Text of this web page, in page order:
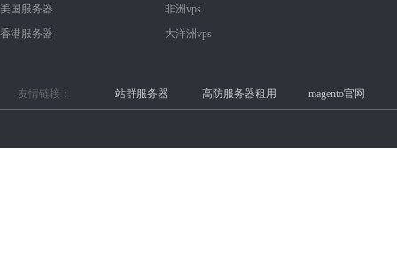
美国服务器
香港服务器
非洲vps
大洋洲vps
友情链接： 站群服务器 高防服务器租用 magento官网